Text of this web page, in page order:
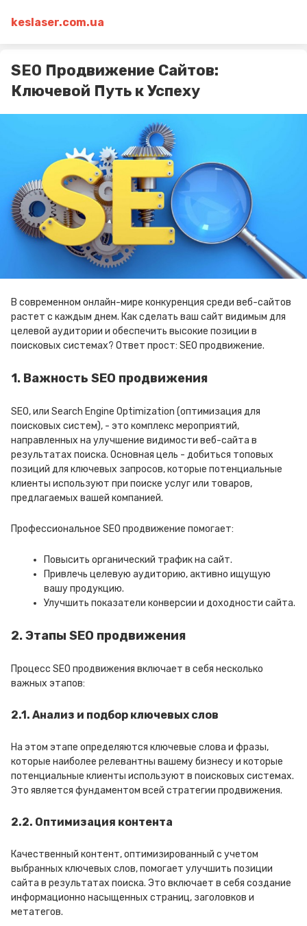
keslaser.com.ua
SEO Продвижение Сайтов:
Ключевой Путь к Успеху
В современном онлайн-мире конкуренция среди веб-сайтов
растет с каждым днем. Как сделать ваш сайт видимым для
целевой аудитории и обеспечить высокие позиции в
поисковых системах? Ответ прост: SEO продвижение.
1. Важность SEO продвижения
SEO, или Search Engine Optimization (оптимизация для
поисковых систем), - это комплекс мероприятий,
направленных на улучшение видимости веб-сайта в
результатах поиска. Основная цель - добиться топовых
позиций для ключевых запросов, которые потенциальные
клиенты используют при поиске услуг или товаров,
предлагаемых вашей компанией.
Профессиональное SEO продвижение помогает:
Повысить органический трафик на сайт.
Привлечь целевую аудиторию, активно ищущую
вашу продукцию.
Улучшить показатели конверсии и доходности сайта.
2. Этапы SEO продвижения
Процесс SEO продвижения включает в себя несколько
важных этапов:
2.1. Анализ и подбор ключевых слов
На этом этапе определяются ключевые слова и фразы,
которые наиболее релевантны вашему бизнесу и которые
потенциальные клиенты используют в поисковых системах.
Это является фундаментом всей стратегии продвижения.
2.2. Оптимизация контента
Качественный контент, оптимизированный с учетом
выбранных ключевых слов, помогает улучшить позиции
сайта в результатах поиска. Это включает в себя создание
информационно насыщенных страниц, заголовков и
метатегов.